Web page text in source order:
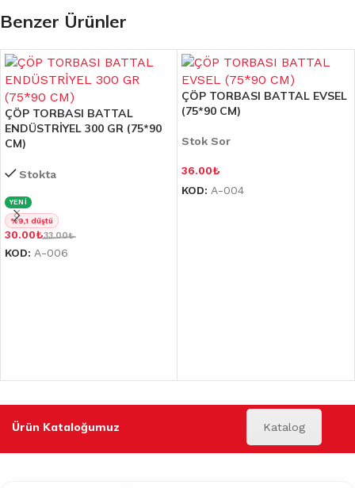
Benzer Ürünler
ÇÖP TORBASI BATTAL
ENDÜSTRİYEL 300 GR (75*90
CM)
Stokta
YENİ
%9,1 düştü
30.00₺33.00₺
KOD: A-006
ÇÖP TORBASI BATTAL EVSEL
(75*90 CM)
Stok Sor
36.00₺
KOD: A-004
Ürün Kataloğumuz Katalog